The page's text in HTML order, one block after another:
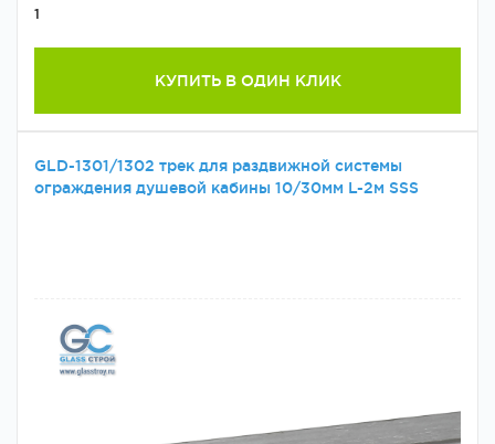
1
КУПИТЬ В ОДИН КЛИК
GLD-1301/1302 трек для раздвижной системы
ограждения душевой кабины 10/30мм L-2м SSS